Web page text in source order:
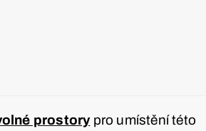
prostorypro umístění této